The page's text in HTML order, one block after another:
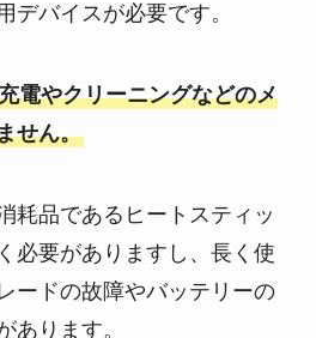
デバイスが必要です。
電やクリーニングなどのメ
せん。
耗品であるヒートスティッ
必要がありますし、長く使
ードの故障やバッテリーの
あります。